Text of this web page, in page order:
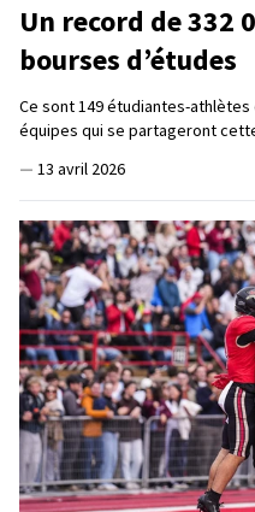
Un record de 332
bourses d’études
Ce sont 149 étudiantes-
équipes qui se partageront
— 13 avril 2026